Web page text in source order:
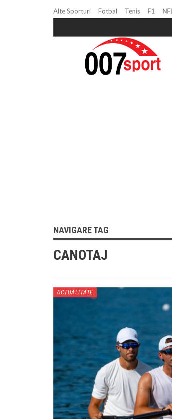
Alte Sporturi Fotbal Tenis F1 NFL
canotaj
NAVIGARE TAG
CANOTAJ
ACTUALITATE